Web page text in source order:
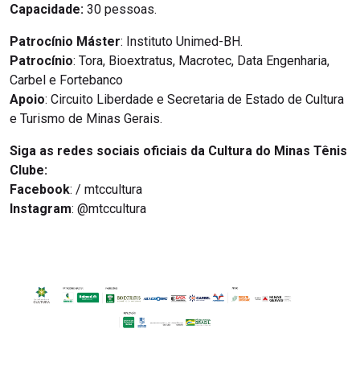
Capacidade: 30 pessoas.
Patrocínio Máster: Instituto Unimed-BH.
Patrocínio: Tora, Bioextratus, Macrotec, Data Engenharia,
Carbel e Fortebanco
Apoio: Circuito Liberdade e Secretaria de Estado de Cultura
e Turismo de Minas Gerais.
Siga as redes sociais oficiais da Cultura do Minas Tênis
Clube:
Facebook: / mtccultura
Instagram: @mtccultura